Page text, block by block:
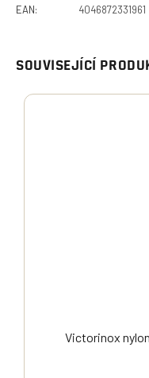
SOUVISEJÍCÍ
Victorinox
EAN: 4046872331961